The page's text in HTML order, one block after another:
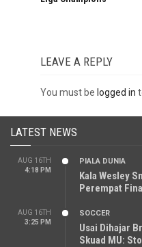
LEAVE A REPLY
You must be logged in
LATEST NEWS
AUG 16TH
4:18 PM
PIALA DUNIA
Kala Wesley
Perempat
AUG 16TH
3:25 PM
SOCCER
Usai Dihajar
Skuad MU: